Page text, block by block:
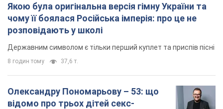
Якою була оригінальна версія гімну України та
чому її боялася Російська імперія: про це не
розповідають у школі
Державним символом є тільки перший куплет та приспів пісні
8 годин тому 37,6 т.
Олександру Пономарьову – 53: що
відомо про трьох дітей секс-